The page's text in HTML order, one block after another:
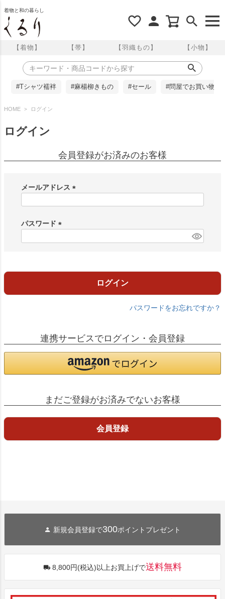
着物と和の暮らし
【着物】 【帯】 【羽織もの】 【小物】
#Tシャツ襦袢 #麻楊柳きもの #セール #問屋でお買い物
HOME ログイン
ログイン
会員登録がお済みのお客様
メールアドレス
)
パスワード
ログイン
パスワードをお忘れですか？
連携サービスでログイン・会員登録
まだご登録がお済みでないお客様
会員登録
新規会員登録で300ポイントプレゼント
8,800円(税込)以上お買上げで送料無料